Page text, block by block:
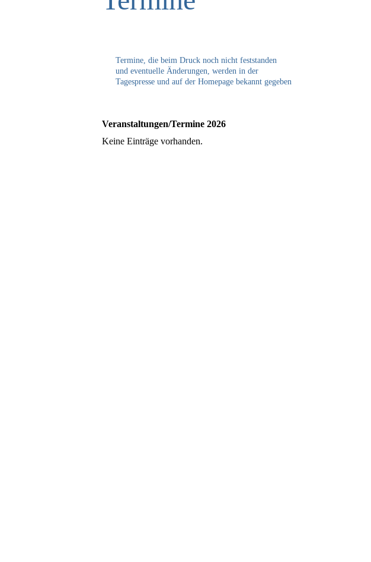
Termine, die beim Druck noch nicht feststanden
und eventuelle Änderungen, werden in der
Tagespresse und auf der Homepage bekannt gegeben
Veranstaltungen/Termine 2026
Keine Einträge vorhanden.